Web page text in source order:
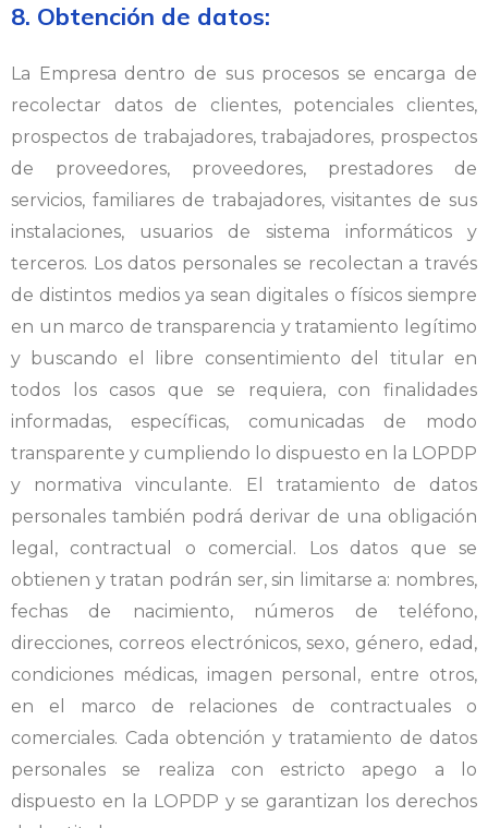
8. Obtención de datos:
La Empresa dentro de sus procesos se encarga de
recolectar datos de clientes, potenciales clientes,
prospectos de trabajadores, trabajadores, prospectos
de proveedores, proveedores, prestadores de
servicios, familiares de trabajadores, visitantes de sus
instalaciones, usuarios de sistema informáticos y
terceros. Los datos personales se recolectan a través
de distintos medios ya sean digitales o físicos siempre
en un marco de transparencia y tratamiento legítimo
y buscando el libre consentimiento del titular en
todos los casos que se requiera, con finalidades
informadas, específicas, comunicadas de modo
transparente y cumpliendo lo dispuesto en la LOPDP
y normativa vinculante. El tratamiento de datos
personales también podrá derivar de una obligación
legal, contractual o comercial. Los datos que se
obtienen y tratan podrán ser, sin limitarse a: nombres,
fechas de nacimiento, números de teléfono,
direcciones, correos electrónicos, sexo, género, edad,
condiciones médicas, imagen personal, entre otros,
en el marco de relaciones de contractuales o
comerciales. Cada obtención y tratamiento de datos
personales se realiza con estricto apego a lo
dispuesto en la LOPDP y se garantizan los derechos